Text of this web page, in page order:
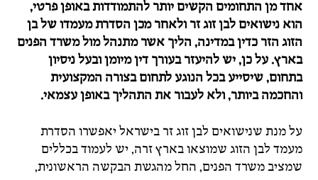
אחד מן התחומים הקשים יותר להתמודדות באופן פרטי,
הוא נישואים לבן זוג זר ולאחר מכן הסדרת מעמדו של בן
הזוג הזר כדין במדינה, הליך אשר מתנהל מול משרד הפנים
בארץ. על כן, יש להיעזר בעורך דין מיומן ובעל ניסיון
בתחום, שיסייע בכל הנוגע לתחום בצורה המקצועית
והחכמה ביותר, ולא לעבור את התהליך באופן עצמאי.
על מנת שנישואים לבן זוג זר בישראל יאפשרו הסדרת
מעמד לבן הזוג שמוצאו בארץ זרה, יש לעמוד בכללים
שמציב משרד הפנים, החל מהגשת הבקשה הראשונית,